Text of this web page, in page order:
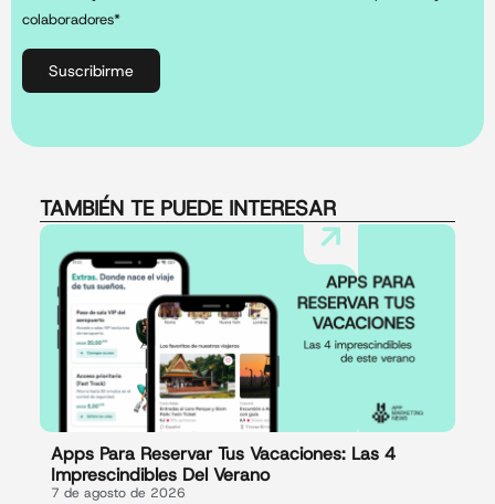
colaboradores*
Suscribirme
TAMBIÉN TE PUEDE INTERESAR
Apps Para Reservar Tus Vacaciones: Las 4
Imprescindibles Del Verano
7 de agosto de 2026